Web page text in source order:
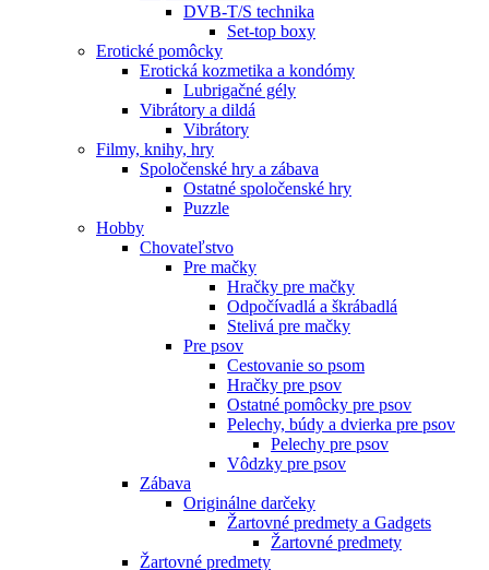
DVB-T/S technika
Set-top boxy
Erotické pomôcky
Erotická kozmetika a kondómy
Lubrigačné gély
Vibrátory a dildá
Vibrátory
Filmy, knihy, hry
Spoločenské hry a zábava
Ostatné spoločenské hry
Puzzle
Hobby
Chovateľstvo
Pre mačky
Hračky pre mačky
Odpočívadlá a škrábadlá
Stelivá pre mačky
Pre psov
Cestovanie so psom
Hračky pre psov
Ostatné pomôcky pre psov
Pelechy, búdy a dvierka pre psov
Pelechy pre psov
Vôdzky pre psov
Zábava
Originálne darčeky
Žartovné predmety a Gadgets
Žartovné predmety
Žartovné predmety